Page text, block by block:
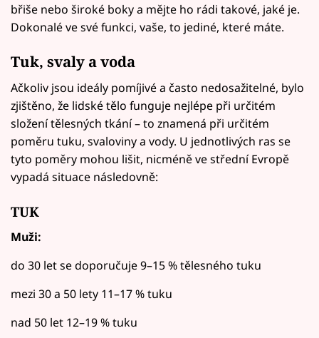
břiše nebo široké boky a mějte ho rádi takové, jaké je.
Dokonalé ve své funkci, vaše, to jediné, které máte.
Tuk, svaly a voda
Ačkoliv jsou ideály pomíjivé a často nedosažitelné, bylo
zjištěno, že lidské tělo funguje nejlépe při určitém
složení tělesných tkání – to znamená při určitém
poměru tuku, svaloviny a vody. U jednotlivých ras se
tyto poměry mohou lišit, nicméně ve střední Evropě
vypadá situace následovně:
TUK
Muži:
do 30 let se doporučuje 9–15 % tělesného tuku
mezi 30 a 50 lety 11–17 % tuku
nad 50 let 12–19 % tuku